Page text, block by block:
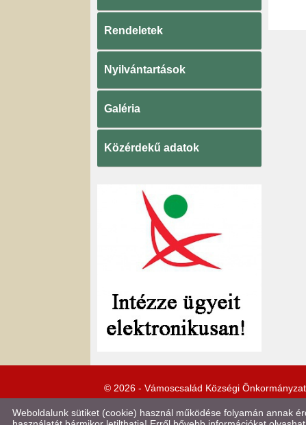
Rendeletek
Nyilvántartások
Galéria
Közérdekű adatok
© 2026 - Vámoscsalád Községi Önkormányzat
Weboldalunk sütiket (cookie) használ működése folyamán annak